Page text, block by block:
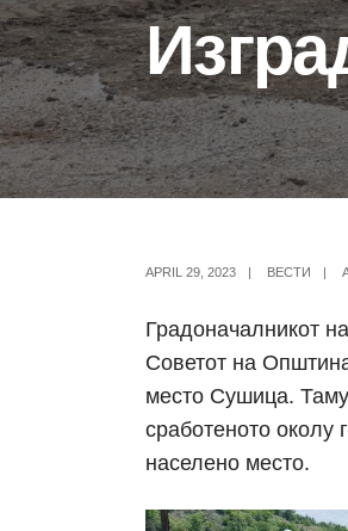
APRIL 29, 2023 | ВЕСТИ |
Градоначалникот
Советот на
место Сушица. Таму
сработеното околу
населено место.